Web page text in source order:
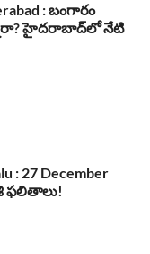
: బంగారం
హైదరాబాద్‌లో నేటి
: 27 December
ఫలితాలు!